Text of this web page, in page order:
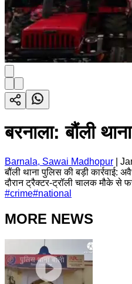
बरनाला: बौंली
Barnala, Sawai Madhopur
बौंली थाना पुलिस की बड़ी
दौरान ट्रैक्टर-ट्रॉली चालक मौके से
#crime#national
MORE NEWS